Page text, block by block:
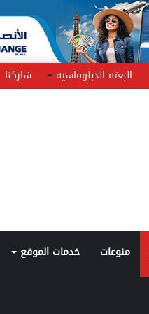
البعثه الدبلوماسيه شاركنا
منوعات خدمات الموقع